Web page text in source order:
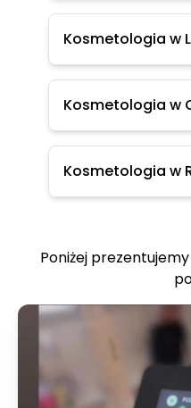
Kosmetologia w
Kosmetologia w
Kosmetologia w
Poniżej